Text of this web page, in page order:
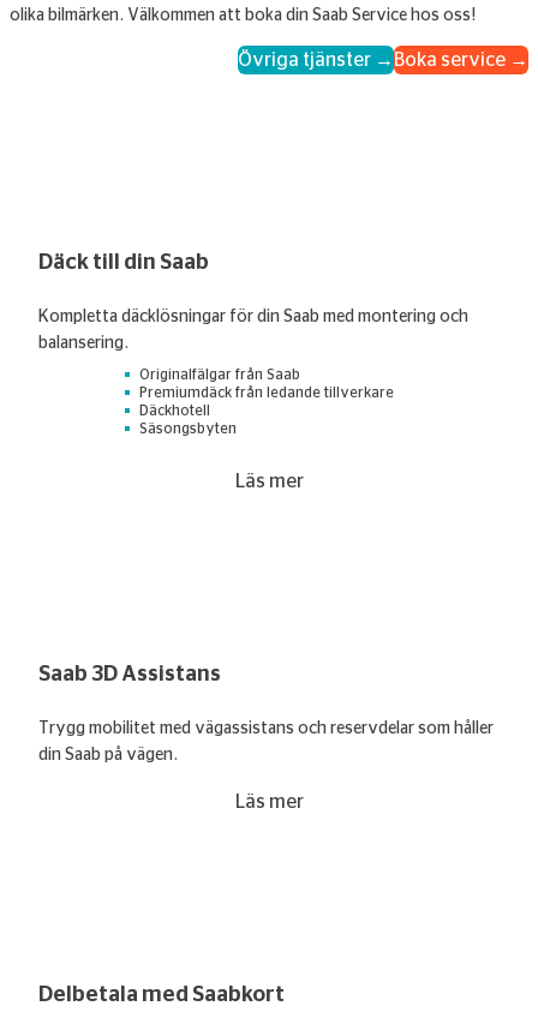
olika bilmärken. Välkommen att boka din Saab Service hos oss!
Övriga tjänster → Boka service →
Däck till din Saab
Kompletta däcklösningar för din Saab med montering och
balansering.
Originalfälgar från Saab
Premiumdäck från ledande tillverkare
Däckhotell
Säsongsbyten
Läs mer
Saab 3D Assistans
Trygg mobilitet med vägassistans och reservdelar som håller
din Saab på vägen.
Läs mer
Delbetala med Saabkort